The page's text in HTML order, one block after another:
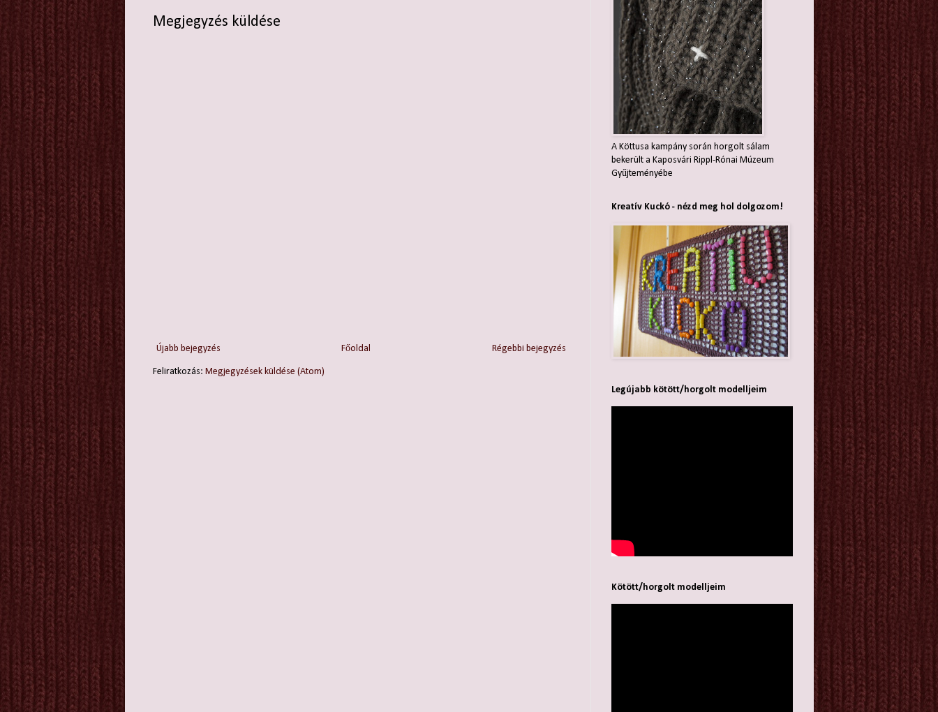
Megjegyzés küldése
Újabb bejegyzés Régebbi bejegyzés
Főoldal
Feliratkozás: Megjegyzések küldése (Atom)
A Köttusa kampány során horgolt sálam
bekerült a Kaposvári Rippl-Rónai Múzeum
Gyűjteményébe
Kreatív Kuckó - nézd meg hol dolgozom!
Legújabb kötött/horgolt modelljeim
Kötött/horgolt modelljeim